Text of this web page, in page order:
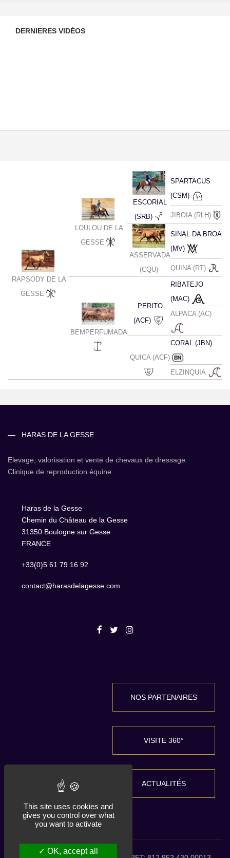
DERNIERES VIDÉOS
RAPSODY DE LA
GESSE
LOULOU DE LA
GESSE
ESCORIAL
(SRB)
SPARTACUS
(CSM)
JIBOIA (RLH)
ASSERVADA
(CQU)
SINAL DA BROA
(MV)
QUINA (RT)
BEMPERFUMADA
PERITO
(ACF)
RIBATEJO
(MAC)
ALPACA (AC)
QUICA (ACF)
CORAL (JBN)
ELZINQUIA
HARAS DE LA GESSE
Elevage, valorisation et vente de chevaux de dressage.
Clinique de reproduction équine
Haras de la Gesse
Chemin du Château de la Gesse
31350 Boulogne sur Gesse
FRANCE
+33(0)5 61 79 16 92
contact@harasdelagesse.com
NOS PARTENAIRES
VISITE 360°
ACTUALITÉS
This site uses cookies and
gives you control over what
you want to activate
OK, accept all